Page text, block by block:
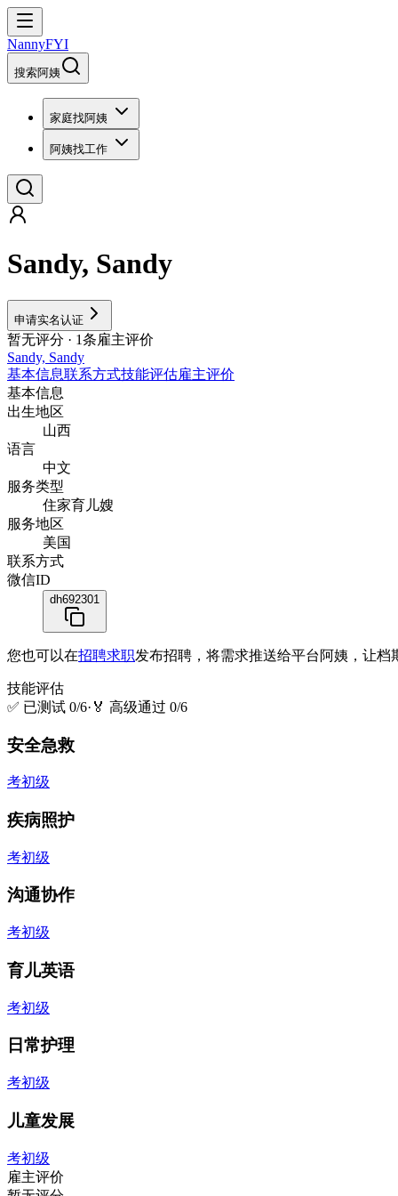
NannyFYI
搜索阿姨
家庭找阿姨
阿姨找工作
Sandy, Sandy
申请实名认证
暂无评分 · 1条雇主评价
Sandy, Sandy
基本信息联系方式技能评估雇主评价
基本信息
出生地区
山西
语言
中文
服务类型
住家育儿嫂
服务地区
美国
联系方式
微信ID
dh692301
您也可以在招聘求职发布招聘，将需求推送给平台阿姨，让档
技能评估
✅ 已测试 0/6· 🏅 高级通过 0/6
安全急救
考初级
疾病照护
考初级
沟通协作
考初级
育儿英语
考初级
日常护理
考初级
儿童发展
考初级
雇主评价